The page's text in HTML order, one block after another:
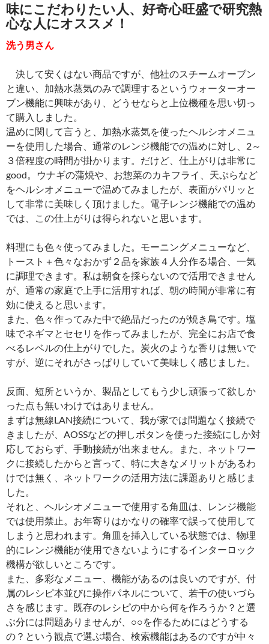
味にこだわりたい人、好奇心旺盛で研究熱
心な人にオススメ！
洗う男さん
決して安くはない商品ですが、他社のスチームオーブン
と違い、加熱水蒸気のみで調理するというウォーターオー
ブン機能に興味があり、どうせならと上位機種を思い切っ
て購入しました。
温めに関して言うと、加熱水蒸気を使ったヘルシオメニュ
ーを使用した場合、通常のレンジ機能での温めに対し、2～
３倍程度の時間が掛かります。だけど、仕上がりは非常に
good。ウナギの蒲焼や、お惣菜のカキフライ、天ぷらなど
をヘルシオメニューで温めてみましたが、表面がパリッと
して非常に美味しく頂けました。電子レンジ機能での温め
では、この仕上がりは得られないと思います。
料理にも色々使ってみました。モーニングメニューなど、
トースト＋色々なおかず２品を家族４人分作る場合、一気
に調理できます。私は朝食を採らないので活用できません
が、通常の家庭で上手に活用すれば、朝の時間が非常に有
効に使えると思います。
また、色々作ってみた中で絶品だったのが焼き鳥です。塩
味でネギマとセセリを作ってみましたが、完全にお店で食
べるレベルの仕上がりでした。炭火のような香りは無いで
すが、逆にそれがさっぱりしていて美味しく感じました。
反面、短所というか、製品としてもう少し頑張って欲しか
った点も無いわけではありません。
まずは無線LAN接続について、我が家では問題なく接続で
きましたが、AOSSなどの押しボタンを使った接続にしか対
応しておらず、手動接続が出来ません。また、ネットワー
クに接続したからと言って、特に大きなメリットがあるわ
けでは無く、ネットワークの活用方法に課題ありと感じま
した。
それと、ヘルシオメニューで使用する角皿は、レンジ機能
では使用禁止。お年寄りはかなりの確率で誤って使用して
しまうと思われます。角皿を挿入している状態では、物理
的にレンジ機能が使用できないようにするインターロック
機構が欲しいところです。
また、多彩なメニュー、機能があるのは良いのですが、付
属のレシピ本並びに操作パネルについて、若干の使いづら
さを感じます。既存のレシピの中から何を作ろうか？と選
ぶ分には問題ありませんが、○○を作るためにはどうする
の？という観点で選ぶ場合、検索機能はあるのですが中々